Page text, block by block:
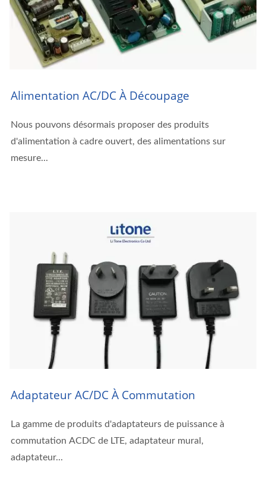
Alimentation AC/DC À Découpage
Nous pouvons désormais proposer des produits
d'alimentation à cadre ouvert, des alimentations sur
mesure...
Adaptateur AC/DC À Commutation
La gamme de produits d'adaptateurs de puissance à
commutation ACDC de LTE, adaptateur mural,
adaptateur...